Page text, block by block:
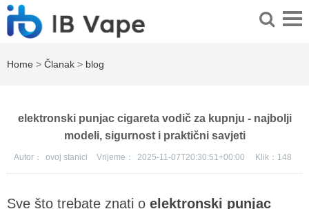
Home > Članak > blog
elektronski punjac cigareta vodič za kupnju - najbolji
modeli, sigurnost i praktični savjeti
Autor： ovoj stanici Vrijeme： 2025-11-07T20:30:51+00:00 Klik： 148
Sve što trebate znati o elektronski punjac